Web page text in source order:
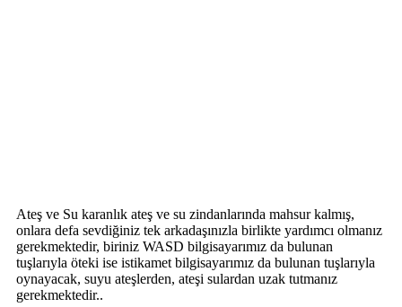
Ateş ve Su karanlık ateş ve su zindanlarında mahsur kalmış,
onlara defa sevdiğiniz tek arkadaşınızla birlikte yardımcı olmanız
gerekmektedir, biriniz WASD bilgisayarımız da bulunan
tuşlarıyla öteki ise istikamet bilgisayarımız da bulunan tuşlarıyla
oynayacak, suyu ateşlerden, ateşi sulardan uzak tutmanız
gerekmektedir..